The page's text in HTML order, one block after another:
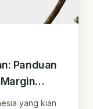
Panduan
yang kian